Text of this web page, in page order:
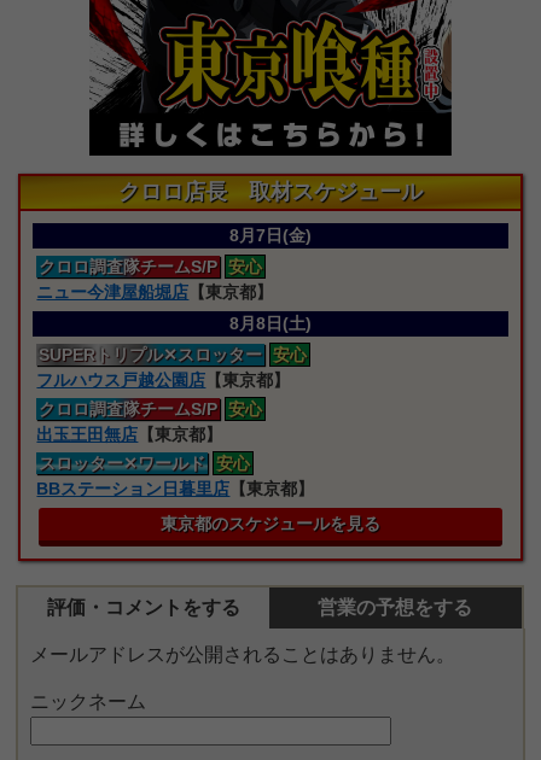
クロロ店長 取材スケジュール
8月7日(金)
クロロ調査隊チームS/P 安心
ニュー今津屋船堀店 【東京都】
8月8日(土)
SUPERトリプル✕スロッター 安心
フルハウス戸越公園店 【東京都】
クロロ調査隊チームS/P 安心
出玉王田無店 【東京都】
スロッター✕ワールド 安心
BBステーション日暮里店 【東京都】
東京都のスケジュールを見る
評価・コメントをする 営業の予想をする
メールアドレスが公開されることはありません。
ニックネーム